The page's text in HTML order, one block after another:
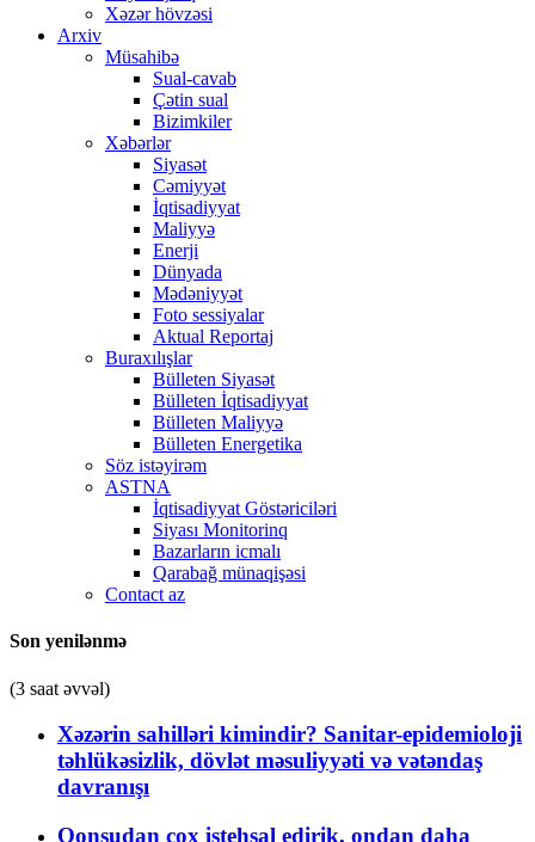
Xəzər hövzəsi
Arxiv
Müsahibə
Sual-cavab
Çətin sual
Bizimkiler
Xəbərlər
Siyasət
Cəmiyyət
İqtisadiyyat
Maliyyə
Enerji
Dünyada
Mədəniyyət
Foto sessiyalar
Aktual Reportaj
Buraxılışlar
Bülleten Siyasət
Bülleten İqtisadiyyat
Bülleten Maliyyə
Bülleten Energetika
Söz istəyirəm
ASTNA
İqtisadiyyat Göstəriciləri
Siyası Monitorinq
Bazarların icmalı
Qarabağ münaqişəsi
Contact az
Son yenilənmə
(3 saat əvvəl)
Xəzərin sahilləri kimindir? Sanitar-epidemioloji
təhlükəsizlik, dövlət məsuliyyəti və vətəndaş
davranışı
Qonşudan çox istehsal edirik, ondan daha